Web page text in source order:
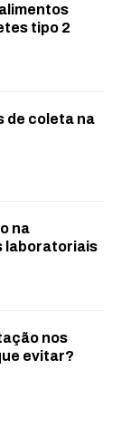
tipo 2
de coleta na
na
laboratoriais
nos
evitar?